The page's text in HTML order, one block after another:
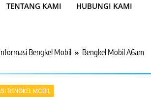
TENTANG KAMI HUBUNGI KAMI
Bengkel Mobil Bengkel Mobil A6am
BENGKEL MOBIL